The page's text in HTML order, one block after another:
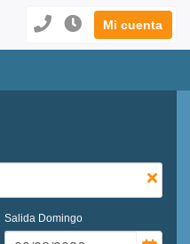
Mi cuenta
Salida Domingo